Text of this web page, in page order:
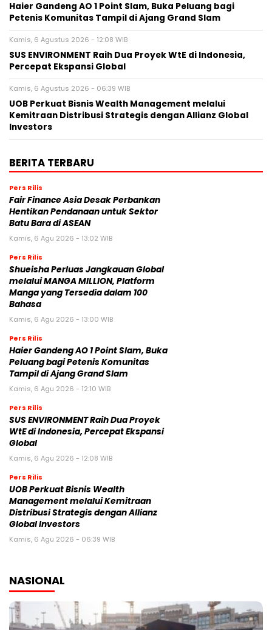
Haier Gandeng AO 1 Point Slam, Buka Peluang bagi
Petenis Komunitas Tampil di Ajang Grand Slam
Kamis, 6 Agustus 2026 - 12:08 WIB
SUS ENVIRONMENT Raih Dua Proyek WtE di Indonesia,
Percepat Ekspansi Global
Kamis, 6 Agustus 2026 - 06:39 WIB
UOB Perkuat Bisnis Wealth Management melalui
Kemitraan Distribusi Strategis dengan Allianz Global
Investors
BERITA TERBARU
Pers Rilis
Fair Finance Asia Desak Perbankan
Hentikan Pendanaan untuk Sektor
Batu Bara di ASEAN
Kamis, 6 Agu 2026 - 13:02 WIB
Pers Rilis
Shueisha Perluas Jangkauan Global
melalui MANGA MILLION, Platform
Manga yang Tersedia dalam 100
Bahasa
Kamis, 6 Agu 2026 - 13:00 WIB
Pers Rilis
Haier Gandeng AO 1 Point Slam, Buka
Peluang bagi Petenis Komunitas
Tampil di Ajang Grand Slam
Kamis, 6 Agu 2026 - 12:10 WIB
Pers Rilis
SUS ENVIRONMENT Raih Dua Proyek
WtE di Indonesia, Percepat Ekspansi
Global
Kamis, 6 Agu 2026 - 12:08 WIB
Pers Rilis
UOB Perkuat Bisnis Wealth
Management melalui Kemitraan
Distribusi Strategis dengan Allianz
Global Investors
Kamis, 6 Agu 2026 - 06:39 WIB
NASIONAL